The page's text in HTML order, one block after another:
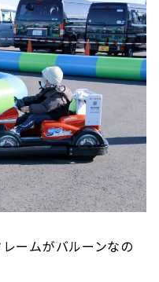
ームがバルーンなの